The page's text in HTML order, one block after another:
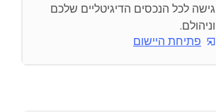
גישה לכל הנכסים הדיגיטליים שלכם
וניהולם.
פתיחת היישום